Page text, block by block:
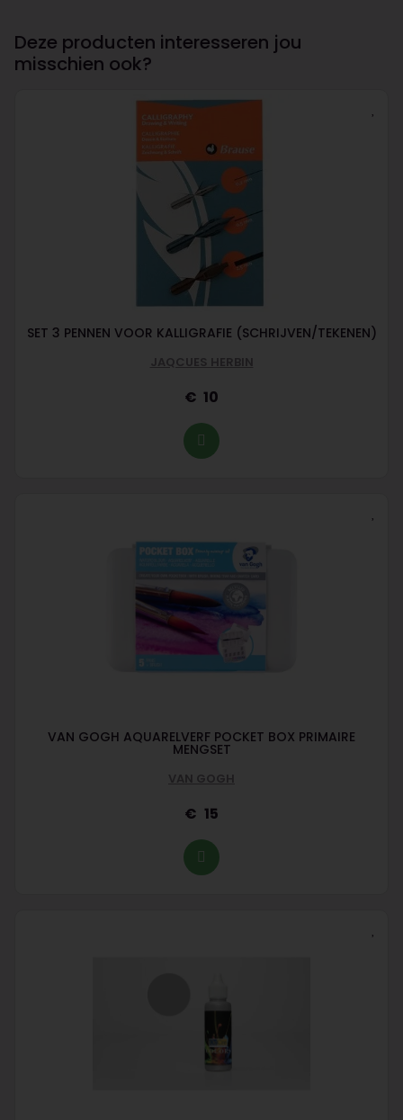
Deze producten interesseren jou
misschien ook?
SET 3 PENNEN VOOR KALLIGRAFIE (SCHRIJVEN/TEKENEN)
JAQCUES HERBIN
10
VAN GOGH AQUARELVERF POCKET BOX PRIMAIRE
MENGSET
VAN GOGH
15